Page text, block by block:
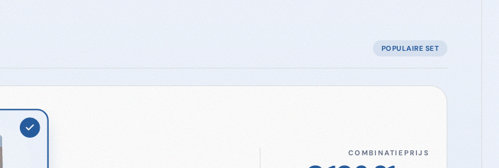
POPULAIRE SET
COMBINATIEPRIJS